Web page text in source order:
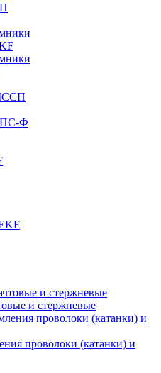
Ф
и стержневые
проволоки (катанки) и